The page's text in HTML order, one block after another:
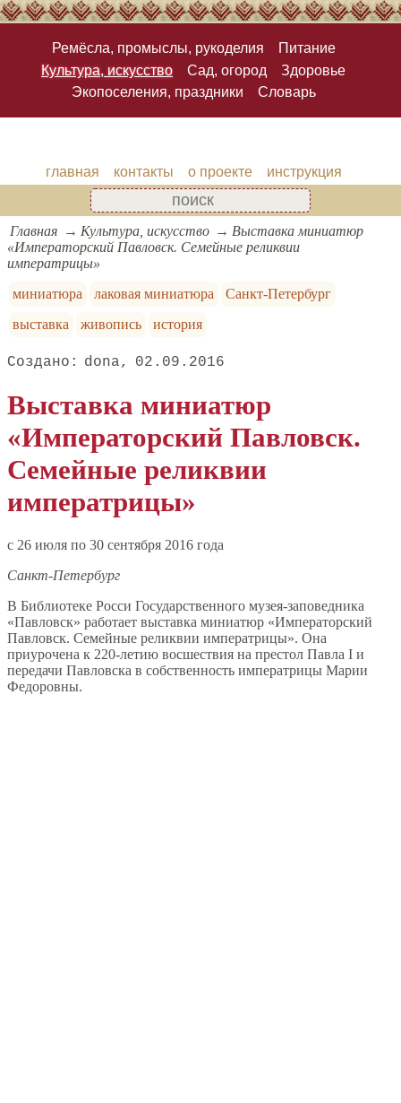
Ремёсла, промыслы, рукоделия
Питание
Культура, искусство
Сад, огород
Здоровье
Экопоселения, праздники
Словарь
главная контакты о проекте инструкция
Главная Культура, искусство
Выставка миниатюр
«Императорский Павловск. Семейные реликвии
императрицы»
миниатюра
лаковая миниатюра
Санкт-Петербург
выставка
живопись история
dona 02.09.2016
Выставка миниатюр
«Императорский Павловск.
Семейные реликвии
императрицы»
c 26 июля по 30 сентября 2016 года
Санкт-Петербург
В Библиотеке Росси Государственного музея-заповедника
«Павловск» работает выставка миниатюр «Императорский
Павловск. Семейные реликвии императрицы». Она
приурочена к 220-летию восшествия на престол Павла I и
передачи Павловска в собственность императрицы Марии
Федоровны.